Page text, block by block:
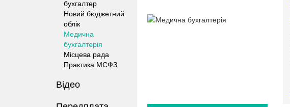
бухгалтер
Новий бюджетний
облік
Медична
бухгалтерія
Місцева рада
Практика МСФЗ
Відео